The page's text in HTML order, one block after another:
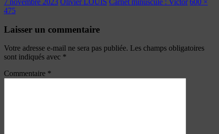
7 novembre 2023 Olivier LOUIS Carnet minuscule : Victor 600 ×
475
Laisser un commentaire
Votre adresse e-mail ne sera pas publiée. Les champs obligatoires
sont indiqués avec *
Commentaire *